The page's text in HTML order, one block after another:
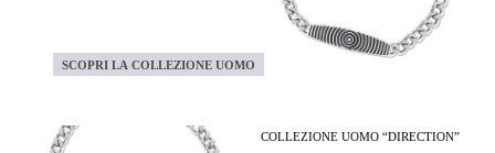
SCOPRI LA COLLEZIONE UOMO
COLLEZIONE UOMO “DIRECTION”